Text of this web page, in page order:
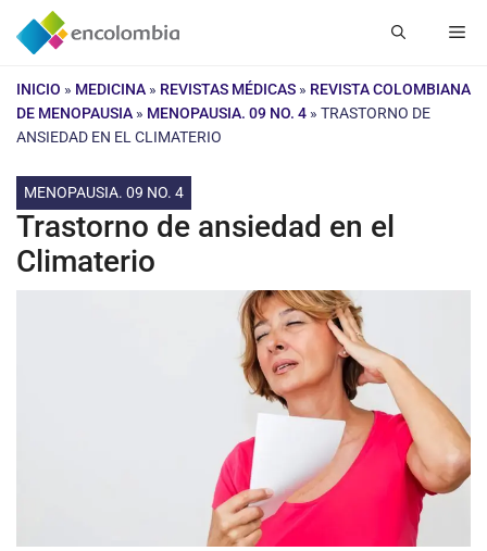
Saltar
INICIO » MEDICINA » REVISTAS MÉDICAS » REVISTA COLOMBIANA
DE MENOPAUSIA » MENOPAUSIA. 09 NO. 4 » TRASTORNO DE
ANSIEDAD EN EL CLIMATERIO
MENOPAUSIA. 09 NO. 4
Trastorno de ansiedad en el
Climaterio